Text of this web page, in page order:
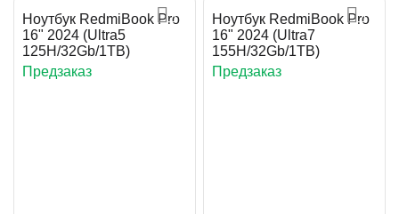
Ноутбук RedmiBook Pro
16" 2024 (Ultra5
125H/32Gb/1TB)
Предзаказ
Ноутбук RedmiBook Pro
16" 2024 (Ultra7
155H/32Gb/1TB)
Предзаказ